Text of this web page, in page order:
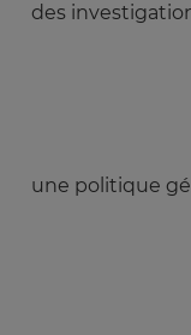
des
une politique